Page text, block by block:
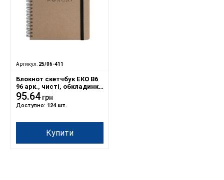
Артикул: 25/06-411
Блокнот скетчбук ЕКО В6
96 арк., чисті, обкладинка
твердий картон, пружина,
Серія "Панда munday"
95.64 грн
Доступно: 124 шт.
Купити